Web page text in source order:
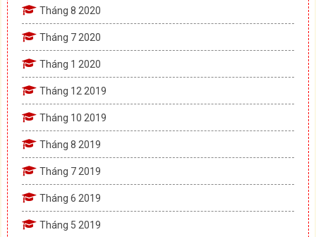
Tháng 8 2020
Tháng 7 2020
Tháng 1 2020
Tháng 12 2019
Tháng 10 2019
Tháng 8 2019
Tháng 7 2019
Tháng 6 2019
Tháng 5 2019